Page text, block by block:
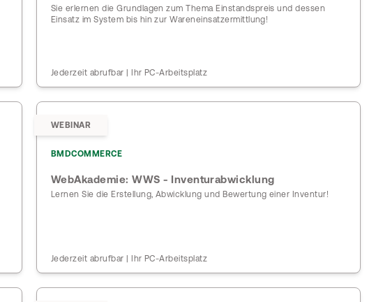
Sie erlernen die Grundlagen zum Thema Einstandspreis und dessen
Einsatz im System bis hin zur Wareneinsatzermittlung!
Jederzeit abrufbar | Ihr PC-Arbeitsplatz
WEBINAR
BMDCOMMERCE
WebAkademie: WWS - Inventurabwicklung
Lernen Sie die Erstellung, Abwicklung und Bewertung einer Inventur!
Jederzeit abrufbar | Ihr PC-Arbeitsplatz